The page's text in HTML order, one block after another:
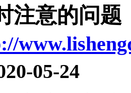
注意的问题
05-24